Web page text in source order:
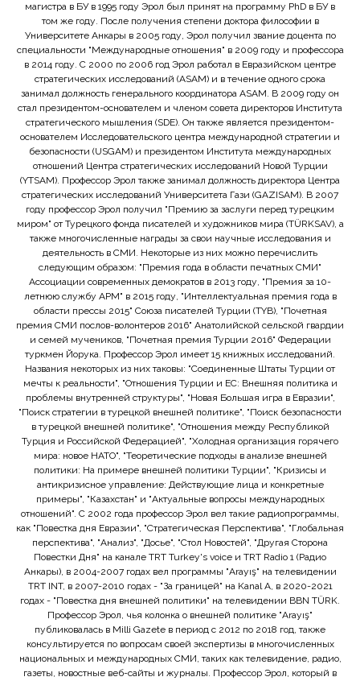
магистра в БУ в 1995 году Эрол был принят на программу PhD в БУ в
том же году. После получения степени доктора философии в
Университете Анкары в 2005 году, Эрол получил звание доцента по
специальности "Международные отношения" в 2009 году и профессора
в 2014 году. С 2000 по 2006 год Эрол работал в Евразийском центре
стратегических исследований (ASAM) и в течение одного срока
занимал должность генерального координатора ASAM. В 2009 году он
стал президентом-основателем и членом совета директоров Института
стратегического мышления (SDE). Он также является президентом-
основателем Исследовательского центра международной стратегии и
безопасности (USGAM) и президентом Института международных
отношений Центра стратегических исследований Новой Турции
(YTSAM). Профессор Эрол также занимал должность директора Центра
стратегических исследований Университета Гази (GAZISAM). В 2007
году профессор Эрол получил "Премию за заслуги перед турецким
миром" от Турецкого фонда писателей и художников мира (TÜRKSAV), а
также многочисленные награды за свои научные исследования и
деятельность в СМИ. Некоторые из них можно перечислить
следующим образом: "Премия года в области печатных СМИ"
Ассоциации современных демократов в 2013 году, "Премия за 10-
летнюю службу APM" в 2015 году, "Интеллектуальная премия года в
области прессы 2015" Союза писателей Турции (TYB), "Почетная
премия СМИ послов-волонтеров 2016" Анатолийской сельской гвардии
и семей мучеников, "Почетная премия Турции 2016" Федерации
туркмен Йорука. Профессор Эрол имеет 15 книжных исследований.
Названия некоторых из них таковы: "Соединенные Штаты Турции от
мечты к реальности", "Отношения Турции и ЕС: Внешняя политика и
проблемы внутренней структуры", "Новая Большая игра в Евразии",
"Поиск стратегии в турецкой внешней политике", "Поиск безопасности
в турецкой внешней политике", "Отношения между Республикой
Турция и Российской Федерацией", "Холодная организация горячего
мира: новое НАТО", "Теоретические подходы в анализе внешней
политики: На примере внешней политики Турции", "Кризисы и
антикризисное управление: Действующие лица и конкретные
примеры", "Казахстан" и "Актуальные вопросы международных
отношений". С 2002 года профессор Эрол вел такие радиопрограммы,
как "Повестка дня Евразии", "Стратегическая Перспектива", "Глобальная
перспектива", "Анализ", "Досье", "Стол Новостей", "Другая Сторона
Повестки Дня" на канале TRT Turkey's voice и TRT Radio 1 (Радио
Анкары), в 2004-2007 годах вел программы "Arayış" на телевидении
TRT INT, в 2007-2010 годах - "За границей" на Kanal A, в 2020-2021
годах - "Повестка дня внешней политики" на телевидении BBN TÜRK.
Профессор Эрол, чья колонка о внешней политике "Arayış"
публиковалась в Milli Gazete в период с 2012 по 2018 год, также
консультируется по вопросам своей экспертизы в многочисленных
национальных и международных СМИ, таких как телевидение, радио,
газеты, новостные веб-сайты и журналы. Профессор Эрол, который в